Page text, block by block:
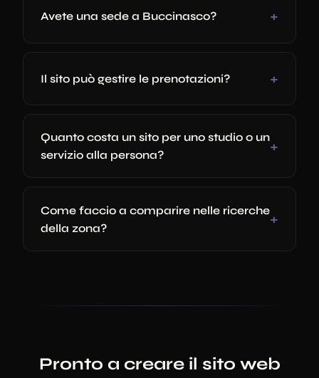
Avete una sede a Buccinasco?
Il sito può gestire le prenotazioni?
Quanto costa un sito per uno studio o un
servizio alla persona?
Come faccio a comparire nelle ricerche
della zona?
Pronto a creare il sito web